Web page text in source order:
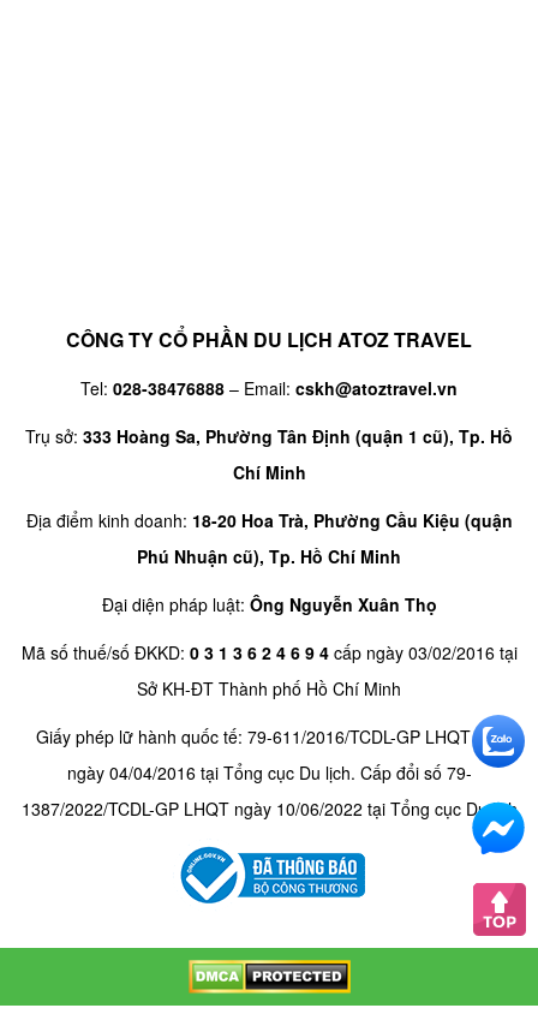
CÔNG TY CỔ PHẦN DU LỊCH ATOZ TRAVEL
Tel: 028-38476888 – Email: cskh@atoztravel.vn
Trụ sở: 333 Hoàng Sa, Phường Tân Định (quận 1 cũ), Tp. Hồ
Chí Minh
Địa điểm kinh doanh: 18-20 Hoa Trà, Phường Cầu Kiệu (quận
Phú Nhuận cũ), Tp. Hồ Chí Minh
Đại diện pháp luật: Ông Nguyễn Xuân Thọ
Mã số thuế/số ĐKKD: 0 3 1 3 6 2 4 6 9 4cấp ngày 03/02/2016 tại
Sở KH-ĐT Thành phố Hồ Chí Minh
Giấy phép lữ hành quốc tế: 79-611/2016/TCDL-GP LHQT cấp
ngày 04/04/2016 tại Tổng cục Du lịch. Cấp đổi số 79-
1387/2022/TCDL-GP LHQT ngày 10/06/2022 tại Tổng cục Du lịch